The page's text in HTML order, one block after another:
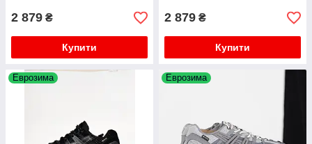
2 879 ₴
Купити
2 879 ₴
Купити
Еврозима Еврозима